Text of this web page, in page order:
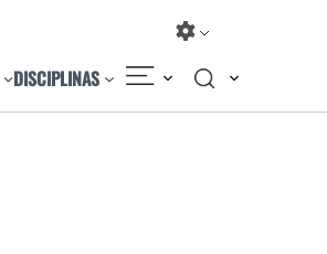
DISCIPLINAS